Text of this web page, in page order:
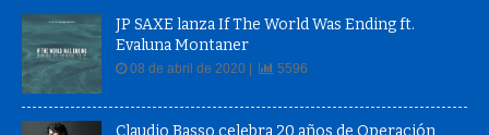
Evaluna Montaner
08 de abril de 2020 |
Claudio Basso celebra 20 años de Operación
Triunfo en Mar del Plata